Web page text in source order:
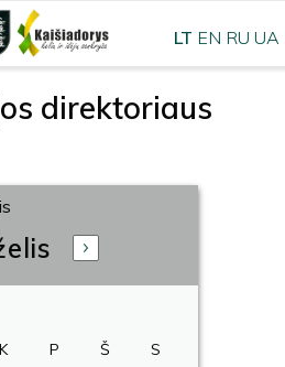
direktoriaus
K P Š S
LT EN RU UA